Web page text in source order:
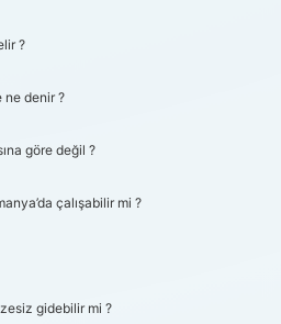
?
ne denir ?
göre değil ?
çalışabilir mi ?
gidebilir mi ?